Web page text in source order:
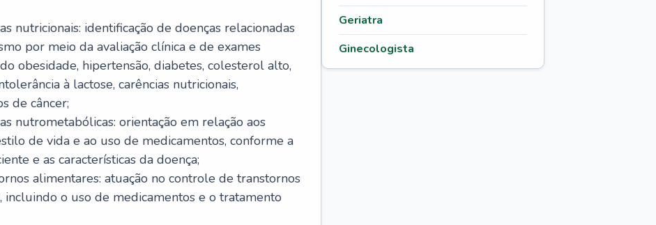
nutricionais: identificação de doenças relacionadas
por meio da avaliação clínica e de exames
obesidade, hipertensão, diabetes, colesterol alto,
à lactose, carências nutricionais,
de câncer;
nutrometabólicas: orientação em relação aos
de vida e ao uso de medicamentos, conforme a
e as características da doença;
alimentares: atuação no controle de transtornos
incluindo o uso de medicamentos e o tratamento
Geriatra
Ginecologista